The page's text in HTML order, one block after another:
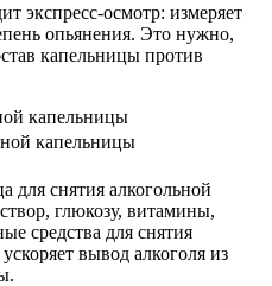
экспресс-осмотр: измеряет
опьянения. Это нужно,
капельницы против
капельницы
для снятия алкогольной
глюкозу, витамины,
средства для снятия
вывод алкоголя из